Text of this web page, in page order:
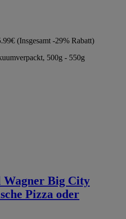
(Insgesamt -29% Rabatt)
500g - 550g
Big City
Pizza oder